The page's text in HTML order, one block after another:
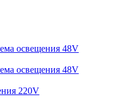
освещения 48V
освещения 48V
220V